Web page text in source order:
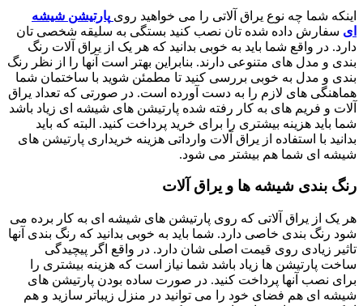
اینکه شما چه نوع یراق آلاتی را می خواهید روی پارتیشن شیشه
ای سفارش داده شده تان نصب کنید بستگی به سلیقه شخصی تان
دارد. در واقع شما باید به خوبی بدانید که هر یک از یراق آلات رنگ
بندی و مدل های متنوعی دارند. بنابراین بهتر است آنها را از نظر رنگ
بندی و مدل به خوبی بررسی کنید تا مطمئن شوید با ساختمان شما
هماهنگی های لازم را به دست آورده است. در صورتی که تعداد یراق
آلات و فریم های به کار رفته شده پارتیشن های شیشه ای زیاد باشد
شما باید هزینه بیشتری را برای خرید پرداخت کنید. البته که باید
بدانید با استفاده از یراق آلات وارداتی هزینه خریداری پارتیشن های
شیشه ای شما هم بیشتر می شود.
رنگ بندی شیشه ها و یراق آلات
هر یک از یراق آلاتی که روی پارتیشن های شیشه ای به کار برده می
شود رنگ بندی خاصی دارد. شما باید به خوبی بدانید که رنگ بندی آنها
تاثیر زیادی روی قیمت اصلی شان دارد. در واقع اگر پیچیدگی
ساخت پارتیشن ها زیاد باشد شما نیاز است که هزینه بیشتری را
برای نصب آنها پرداخت کنید. در صورت ساده بودن پارتیشن های
شیشه ای هم فضای خود را می توانید در منزل زیباتر سازید و هم